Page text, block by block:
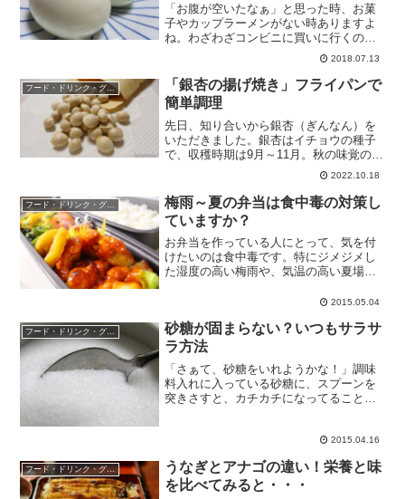
「お腹が空いたなぁ」と思った時、お菓
子やカップラーメンがない時ありますよ
ね。わざわざコンビニに買いに行くのも
面倒です。そんな時は、ゆで卵が個人的
におすすめです。卵であれば、冷蔵庫に
ストックしてあることが多いでしょう
し、何よりおいしいからです...
2018.07.13
フード・ドリンク・グルメ
「銀杏の揚げ焼き」フライパンで
簡単調理
先日、知り合いから銀杏（ぎんなん）を
いただきました。銀杏はイチョウの種子
で、収穫時期は9月～11月。秋の味覚の代
表格ですね。そういえば、朝や夜は肌寒
くなってきています。まさに秋。食べ物
で季節を感じるのもいいものですね。い
ただいた銀杏は封筒に...
2022.10.18
梅雨～夏の弁当は食中毒の対策し
ていますか？
お弁当を作っている人にとって、気を付
けたいのは食中毒です。特にジメジメし
た湿度の高い梅雨や、気温の高い夏場に
お弁当は、作ってから食べるまで数時間
よう、気をつけたいですね...
2015.05.04
砂糖が固まらない？いつもサラサ
ラ方法
「さぁて、砂糖をいれようかな！」調味
料入れに入っている砂糖に、スプーンを
突きさすと、カチカチになってることあ
まま使っちゃうと、きちんと計量できな
2015.04.16
フード・ドリンク・グルメ
うなぎとアナゴの違い！栄養と味
を比べてみると・・・